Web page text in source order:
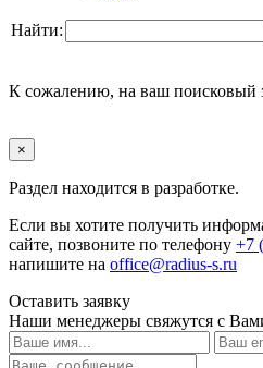
Найти:
К сожалению, на ваш поисковый
×
Раздел находится в разработке.
Если вы хотите получить
сайте, позвоните по телефону +7
напишите на office@radius-s.ru
Оставить заявку
Наши менеджеры свяжутся с